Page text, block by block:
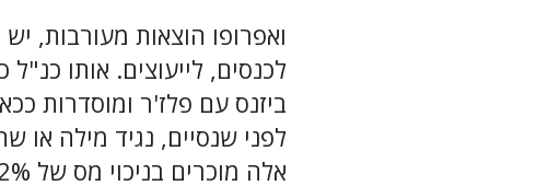
ואפרופו הוצאות מעורבות,
לכנסים, לייעוצים. אותו
ביזנס עם פלז'ר ומוסדרות
לפני שנסיים, נגיד מילה או